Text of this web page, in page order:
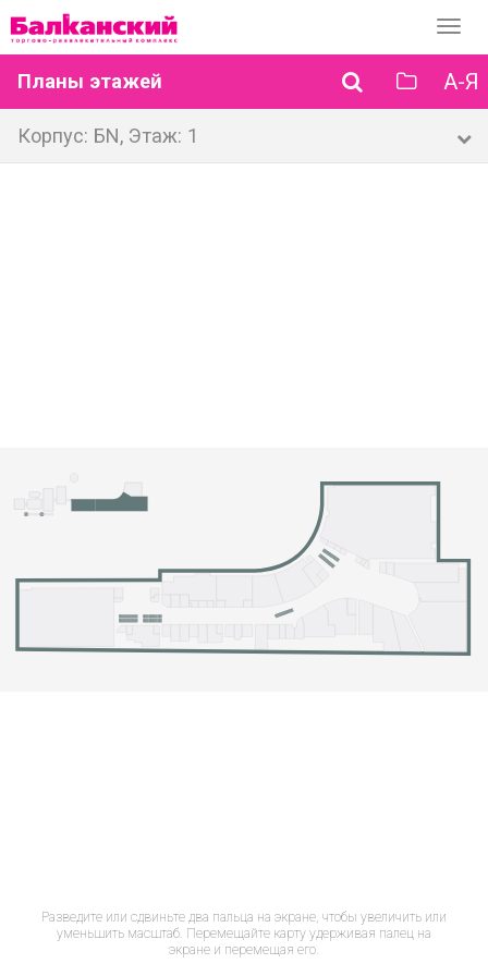
Планы этажей А-Я
Корпус: БN, Этаж: 1
Разведите или сдвиньте два пальца на экране, чтобы увеличить или
уменьшить масштаб. Перемещайте карту удерживая палец на
экране и перемещая его.